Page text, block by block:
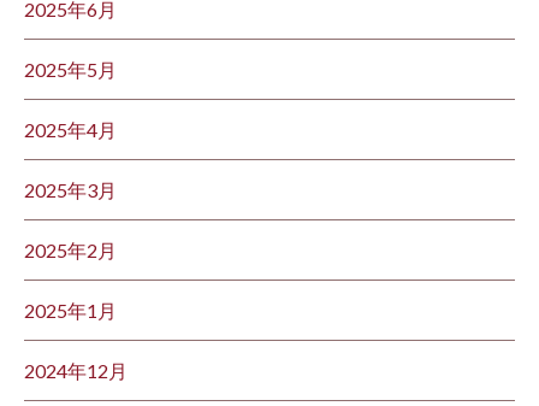
2025年6月
2025年5月
2025年4月
2025年3月
2025年2月
2025年1月
2024年12月